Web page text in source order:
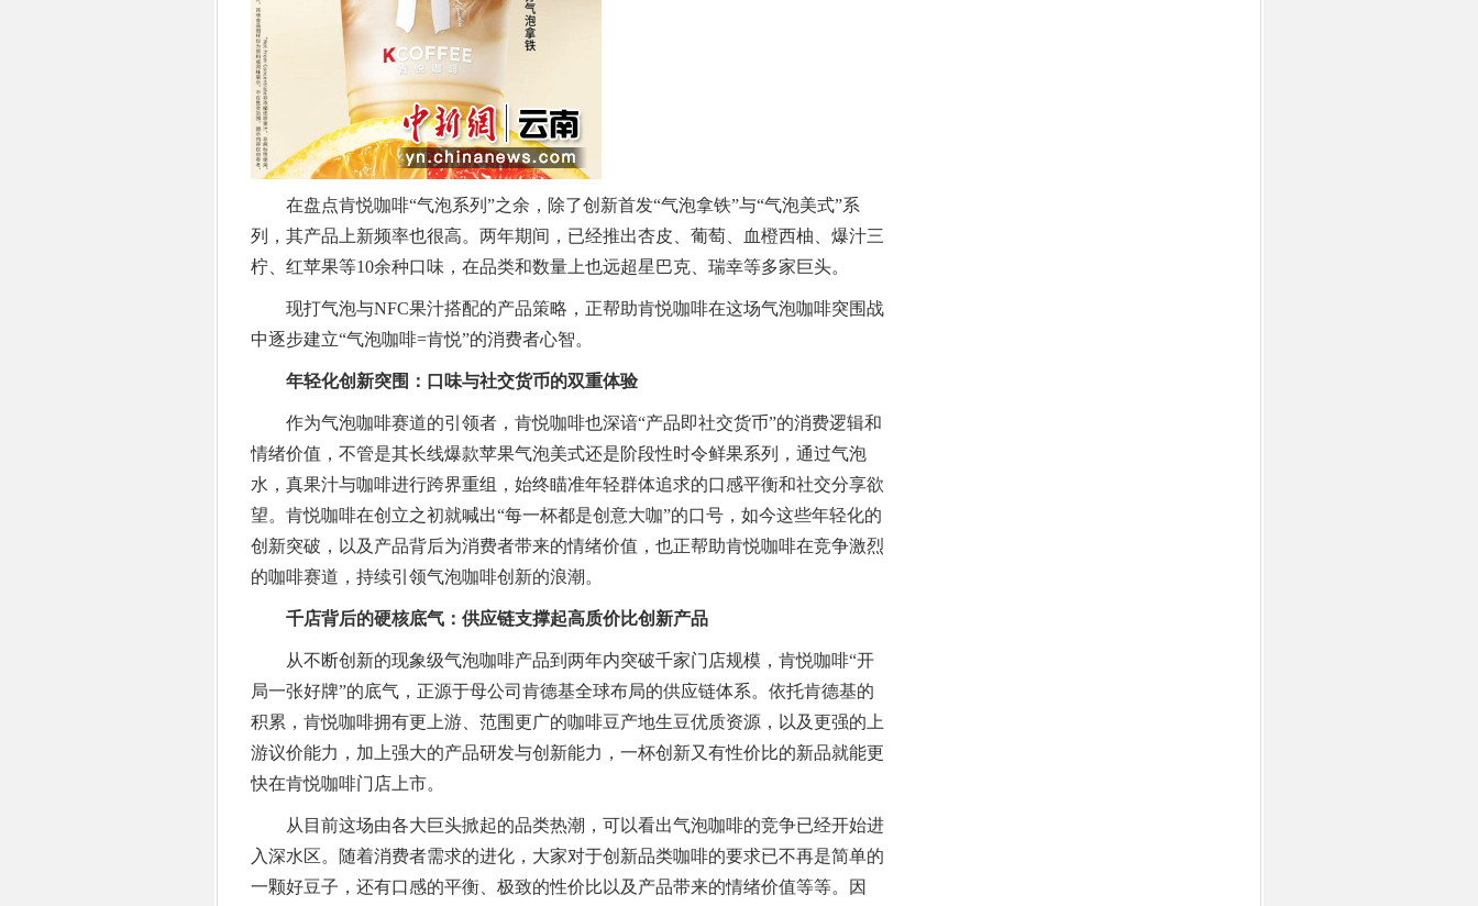
在盘点肯悦咖啡“气泡系列”之余，除了创新首发“气泡拿铁”与“气泡美式”系
列，其产品上新频率也很高。两年期间，已经推出杏皮、葡萄、血橙西柚、爆汁三
柠、红苹果等10余种口味，在品类和数量上也远超星巴克、瑞幸等多家巨头。
现打气泡与NFC果汁搭配的产品策略，正帮助肯悦咖啡在这场气泡咖啡突围战
中逐步建立“气泡咖啡=肯悦”的消费者心智。
年轻化创新突围：口味与社交货币的双重体验
作为气泡咖啡赛道的引领者，肯悦咖啡也深谙“产品即社交货币”的消费逻辑和
情绪价值，不管是其长线爆款苹果气泡美式还是阶段性时令鲜果系列，通过气泡
水，真果汁与咖啡进行跨界重组，始终瞄准年轻群体追求的口感平衡和社交分享欲
望。肯悦咖啡在创立之初就喊出“每一杯都是创意大咖”的口号，如今这些年轻化的
创新突破，以及产品背后为消费者带来的情绪价值，也正帮助肯悦咖啡在竞争激烈
的咖啡赛道，持续引领气泡咖啡创新的浪潮。
千店背后的硬核底气：供应链支撑起高质价比创新产品
从不断创新的现象级气泡咖啡产品到两年内突破千家门店规模，肯悦咖啡“开
局一张好牌”的底气，正源于母公司肯德基全球布局的供应链体系。依托肯德基的
积累，肯悦咖啡拥有更上游、范围更广的咖啡豆产地生豆优质资源，以及更强的上
游议价能力，加上强大的产品研发与创新能力，一杯创新又有性价比的新品就能更
快在肯悦咖啡门店上市。
从目前这场由各大巨头掀起的品类热潮，可以看出气泡咖啡的竞争已经开始进
入深水区。随着消费者需求的进化，大家对于创新品类咖啡的要求已不再是简单的
一颗好豆子，还有口感的平衡、极致的性价比以及产品带来的情绪价值等等。因